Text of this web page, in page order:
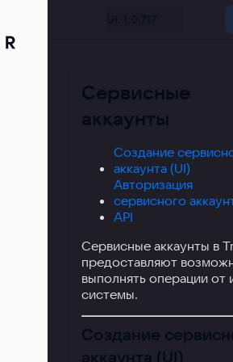
Сервисные
аккаунты
Создание
аккаунта (UI)
Авторизация
сервисного
API
Сервисные аккаунты в
предоставляют
выполнять операции от
системы.
Создание
аккаунта (UI)